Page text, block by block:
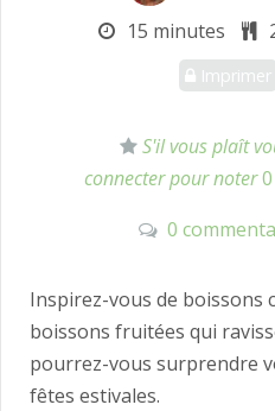
15 minutes
Imprimer
S'il vous plaît
connecterpour noter0
0
Inspirez-vous de boissons
boissons fruitées qui
pourrez-vous surprendre
fêtes estivales.